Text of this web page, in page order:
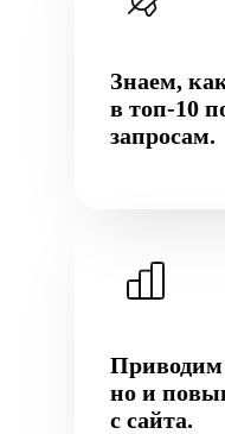
Знаем,
в топ-10
запросам.
Приводим
но и
с сайта.